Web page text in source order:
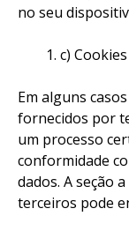
no seu
c)
Em alguns
fornecidos por
um processo
conformidade
dados. A seção
terceiros pode